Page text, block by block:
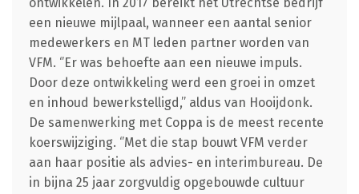
een nieuwe mijlpaal, wanneer een aantal senior
medewerkers en MT leden partner worden van
VFM. ‘’Er was behoefte aan een nieuwe impuls.
Door deze ontwikkeling werd een groei in omzet
en inhoud bewerkstelligd,’’ aldus van Hooijdonk.
De samenwerking met Coppa is de meest recente
koerswijziging. ‘’Met die stap bouwt VFM verder
aan haar positie als advies- en interimbureau. De
in bijna 25 jaar zorgvuldig opgebouwde cultuur